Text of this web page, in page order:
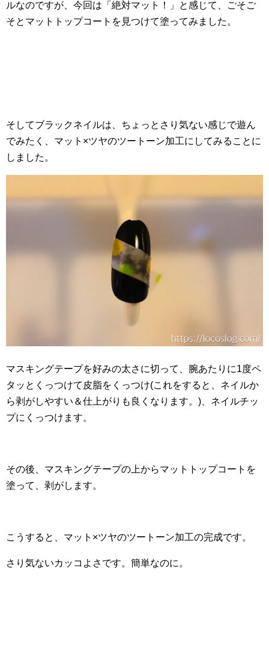
ルなのですが、今回は「絶対マット！」と感じて、ごそご
そとマットトップコートを見つけて塗ってみました。
そしてブラックネイルは、ちょっとさり気ない感じで遊ん
でみたく、マット×ツヤのツートーン加工にしてみることに
しました。
マスキングテープを好みの太さに切って、腕あたりに1度ペ
タッとくっつけて皮脂をくっつけ(これをすると、ネイルか
ら剥がしやすい＆仕上がりも良くなります。)、ネイルチッ
プにくっつけます。
その後、マスキングテープの上からマットトップコートを
塗って、剥がします。
こうすると、マット×ツヤのツートーン加工の完成です。
さり気ないカッコよさです。簡単なのに。